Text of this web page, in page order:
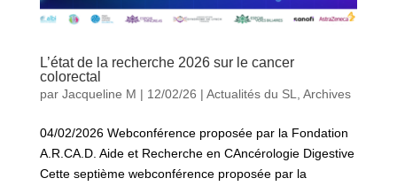
L’état de la recherche 2026 sur le cancer
colorectal
par Jacqueline M | 12/02/26 | Actualités du SL Archives
04/02/2026 Webconférence proposée par la Fondation
A.R.CA.D. Aide et Recherche en CAncérologie Digestive
Cette septième webconférence proposée par la